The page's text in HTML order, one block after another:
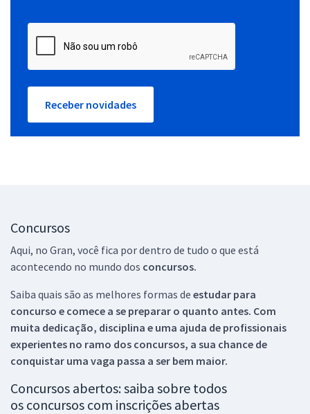
Receber novidades
Concursos
Aqui, no Gran, você fica por dentro de tudo o que está
acontecendo no mundo dos concursos.
Saiba quais são as melhores formas de estudar para
concurso e comece a se preparar o quanto antes. Com
muita dedicação, disciplina e uma ajuda de profissionais
experientes no ramo dos concursos, a sua chance de
conquistar uma vaga passa a ser bem maior.
Concursos abertos: saiba sobre todos
os concursos com inscrições abertas